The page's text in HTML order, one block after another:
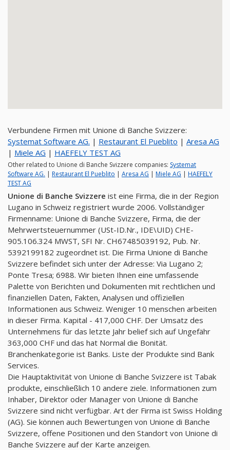
Verbundene Firmen mit Unione di Banche Svizzere:
Systemat Software AG. | Restaurant El Pueblito | Aresa AG
| Miele AG | HAEFELY TEST AG
Other related to Unione di Banche Svizzere companies: Systemat
Software AG. | Restaurant El Pueblito | Aresa AG | Miele AG | HAEFELY
TEST AG
Unione di Banche Svizzere ist eine Firma, die in der Region
Lugano in Schweiz registriert wurde 2006. Vollständiger
Firmenname: Unione di Banche Svizzere, Firma, die der
Mehrwertsteuernummer (USt-ID.Nr., IDE\UID) CHE-
905.106.324 MWST, SFI Nr. CH67485039192, Pub. Nr.
5392199182 zugeordnet ist. Die Firma Unione di Banche
Svizzere befindet sich unter der Adresse: Via Lugano 2;
Ponte Tresa; 6988. Wir bieten Ihnen eine umfassende
Palette von Berichten und Dokumenten mit rechtlichen und
finanziellen Daten, Fakten, Analysen und offiziellen
Informationen aus Schweiz. Weniger 10 menschen arbeiten
in dieser Firma. Kapital - 417,000 CHF. Der Umsatz des
Unternehmens für das letzte Jahr belief sich auf Ungefähr
363,000 CHF und das hat Normal die Bonität.
Branchenkategorie ist Banks. Liste der Produkte sind Bank
Services.
Die Hauptaktivität von Unione di Banche Svizzere ist Tabak
produkte, einschließlich 10 andere ziele. Informationen zum
Inhaber, Direktor oder Manager von Unione di Banche
Svizzere sind nicht verfügbar. Art der Firma ist Swiss Holding
(AG). Sie können auch Bewertungen von Unione di Banche
Svizzere, offene Positionen und den Standort von Unione di
Banche Svizzere auf der Karte anzeigen.